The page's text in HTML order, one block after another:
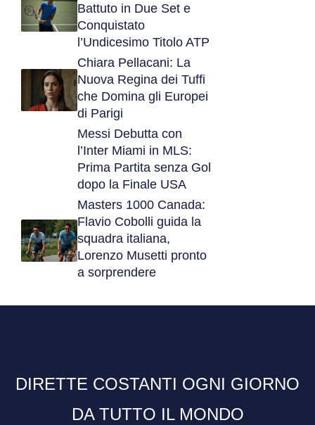
Battuto in Due Set e
Conquistato
l’Undicesimo Titolo ATP
Chiara Pellacani: La
Nuova Regina dei Tuffi
che Domina gli Europei
di Parigi
Messi Debutta con
l’Inter Miami in MLS:
Prima Partita senza Gol
dopo la Finale USA
Masters 1000 Canada:
Flavio Cobolli guida la
squadra italiana,
Lorenzo Musetti pronto
a sorprendere
DIRETTE COSTANTI OGNI GIORNO
DA TUTTO IL MONDO